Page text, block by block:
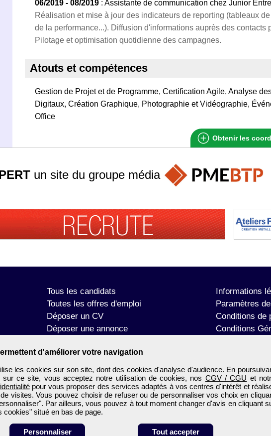
06/2019 - 08/2019 : Assistante de communication chez Junior
Réalisation et mise à jour des indicateurs de reporting (tableaux
de la performance...). Diffusion d'informations auprès des contacts
Pilotage et optimisation quotidienne des campagnes.
Atouts et compétences
Gestion de Projet et de Programme, Certification Agile, Analyse
Digitaux, Création Graphique, Photographie et Vidéographie,
Office
Obtenir les
d'améliorer votre navigation
les cookies sur son site, dont des cookies d'analyse d'audience. En
sur ce site, vous acceptez notre utilisation de cookies, nos CGV / CGU et
pour vous proposer des services adaptés à vos centres d'intérêt et
visites. Vous pouvez choisir de refuser ou de personnaliser vos choix en
Par ailleurs, vous pouvez à tout moment changer d'avis en cliquant
cookies" situé en bas de page.
Personnaliser Tout accepter
un site du groupe média
Tous les candidats
Toutes les offres d'emploi
Déposer un CV
Déposer une annonce
Informations
Paramètres
Conditions de
Conditions